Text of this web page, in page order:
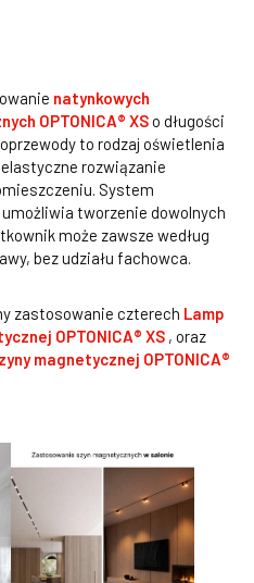
natynkowych
OPTONICA® XSo długości
to rodzaj oświetlenia
rozwiązanie
System
tworzenie dowolnych
może zawsze według
bez udziału fachowca.
zastosowanie czterech Lamp
OPTONICA® XS , oraz
magnetycznej OPTONICA®